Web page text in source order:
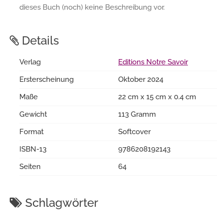
dieses Buch (noch) keine Beschreibung vor.
Details
Verlag
Editions Notre Savoir
Ersterscheinung
Oktober 2024
Maße
22 cm x 15 cm x 0.4 cm
Gewicht
113 Gramm
Format
Softcover
ISBN-13
9786208192143
Seiten
64
Schlagwörter